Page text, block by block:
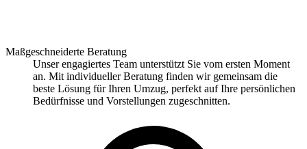
Maßgeschneiderte Beratung
Unser engagiertes Team unterstützt Sie vom ersten Moment
an. Mit individueller Beratung finden wir gemeinsam die
beste Lösung für Ihren Umzug, perfekt auf Ihre persönlichen
Bedürfnisse und Vorstellungen zugeschnitten.